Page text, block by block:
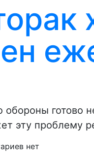
обороны готово
эту проблему
нет